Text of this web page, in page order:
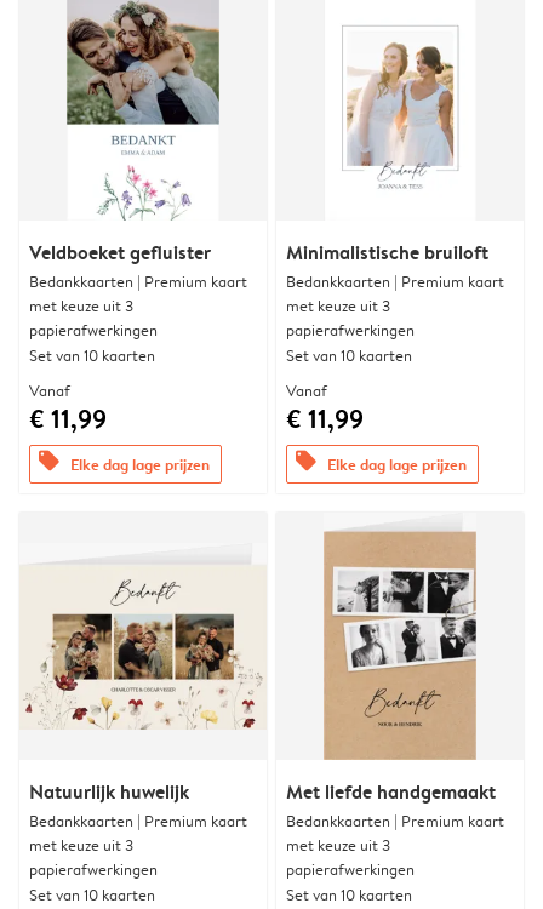
Veldboeket gefluister
Bedankkaarten | Premium kaart
met keuze uit 3
papierafwerkingen
Set van 10 kaarten
Vanaf
€ 11,99
offers Elke dag lage prijzen
Minimalistische bruiloft
Bedankkaarten | Premium kaart
met keuze uit 3
papierafwerkingen
Set van 10 kaarten
Vanaf
€ 11,99
offers Elke dag lage prijzen
Natuurlijk huwelijk
Bedankkaarten | Premium kaart
met keuze uit 3
papierafwerkingen
Set van 10 kaarten
Met liefde handgemaakt
Bedankkaarten | Premium kaart
met keuze uit 3
papierafwerkingen
Set van 10 kaarten